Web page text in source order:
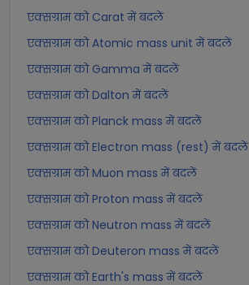
एक्सग्राम को Carat में बदलें
एक्सग्राम को Atomic mass unit में बदलें
एक्सग्राम को Gamma में बदलें
एक्सग्राम को Dalton में बदलें
एक्सग्राम को Planck mass में बदलें
एक्सग्राम को Electron mass (rest) में बदलें
एक्सग्राम को Muon mass में बदलें
एक्सग्राम को Proton mass में बदलें
एक्सग्राम को Neutron mass में बदलें
एक्सग्राम को Deuteron mass में बदलें
एक्सग्राम को Earth's mass में बदलें